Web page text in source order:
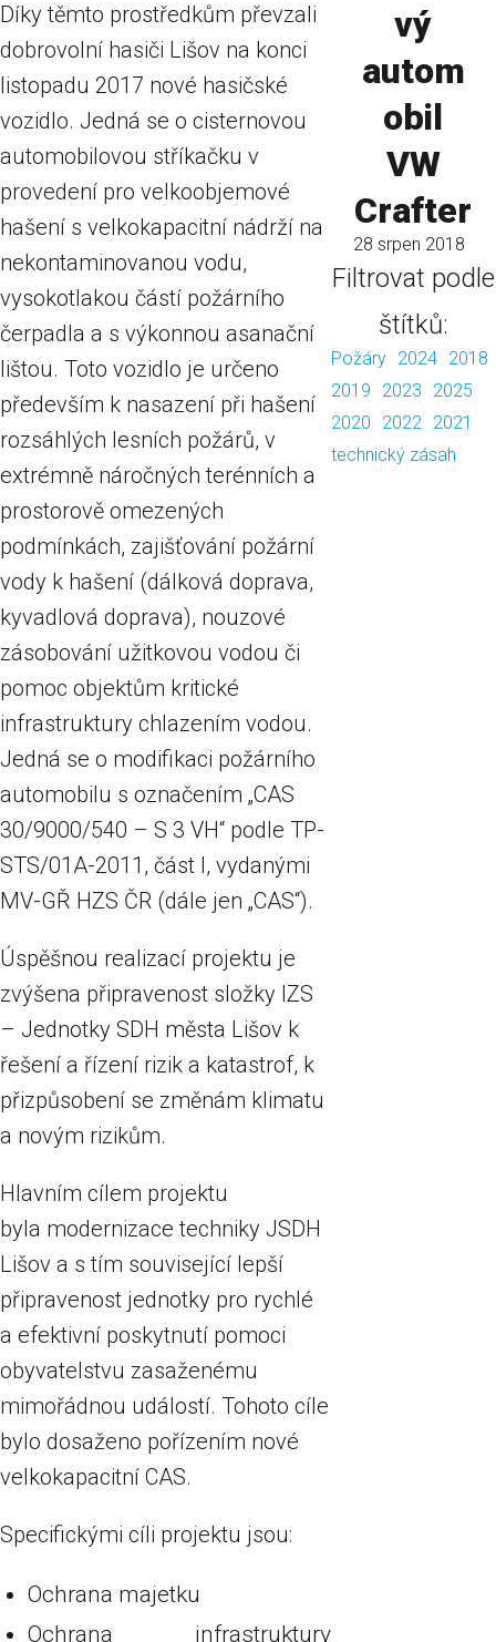
Díky těmto prostředkům převzali
dobrovolní hasiči Lišov na konci
listopadu 2017 nové hasičské
vozidlo. Jedná se o cisternovou
automobilovou stříkačku v
provedení pro velkoobjemové
hašení s velkokapacitní nádrží na
nekontaminovanou vodu,
vysokotlakou částí požárního
čerpadla a s výkonnou asanační
lištou. Toto vozidlo je určeno
především k nasazení při hašení
rozsáhlých lesních požárů, v
extrémně náročných terénních a
prostorově omezených
podmínkách, zajišťování požární
vody k hašení (dálková doprava,
kyvadlová doprava), nouzové
zásobování užitkovou vodou či
pomoc objektům kritické
infrastruktury chlazením vodou.
Jedná se o modifikaci požárního
automobilu s označením „CAS
30/9000/540 – S 3 VH“ podle TP-
STS/01A-2011, část I, vydanými
MV-GŘ HZS ČR (dále jen „CAS“).
Úspěšnou realizací projektu je
zvýšena připravenost složky IZS
– Jednotky SDH města Lišov k
řešení a řízení rizik a katastrof, k
přizpůsobení se změnám klimatu
a novým rizikům.
Hlavním cílem projektu
byla modernizace techniky JSDH
Lišov a s tím související lepší
připravenost jednotky pro rychlé
a efektivní poskytnutí pomoci
obyvatelstvu zasaženému
mimořádnou událostí. Tohoto cíle
bylo dosaženo pořízením nové
velkokapacitní CAS.
Specifickými cíli projektu jsou:
Ochrana majetku
Ochrana infrastruktury
vý
autom
obil
VW
Crafter
28 srpen 2018
Filtrovat podle
štítků:
Požáry 2024 2018
2019
2023
2025
2020
2022 2021
technický zásah